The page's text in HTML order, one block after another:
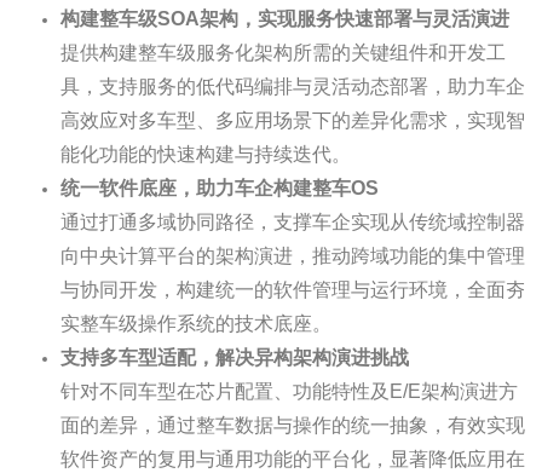
构建整车级SOA架构，实现服务快速部署与灵活演进
提供构建整车级服务化架构所需的关键组件和开发工
具，支持服务的低代码编排与灵活动态部署，助力车企
高效应对多车型、多应用场景下的差异化需求，实现智
能化功能的快速构建与持续迭代。
统一软件底座，助力车企构建整车OS
通过打通多域协同路径，支撑车企实现从传统域控制器
向中央计算平台的架构演进，推动跨域功能的集中管理
与协同开发，构建统一的软件管理与运行环境，全面夯
实整车级操作系统的技术底座。
支持多车型适配，解决异构架构演进挑战
针对不同车型在芯片配置、功能特性及E/E架构演进方
面的差异，通过整车数据与操作的统一抽象，有效实现
软件资产的复用与通用功能的平台化，显著降低应用在